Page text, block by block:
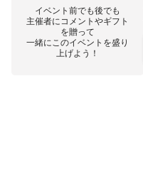
イベント前でも後でも
主催者にコメントやギフト
を贈って
一緒にこのイベントを盛り
上げよう！